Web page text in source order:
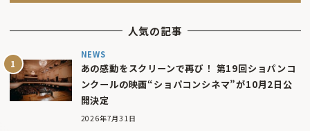
人気の記事
NEWS
あの感動をスクリーンで再び！ 第19回ショパンコ
ンクールの映画“ショパコンシネマ”が10月2日公
開決定
2026年7月31日